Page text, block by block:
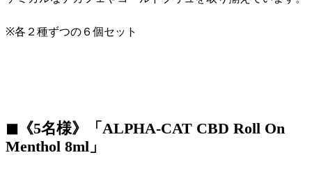
※各２種ずつの６個セット
◼︎《5名様》「ALPHA-CAT CBD Roll On
Menthol 8ml」